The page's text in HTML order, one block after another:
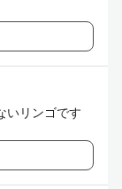
いリンゴです